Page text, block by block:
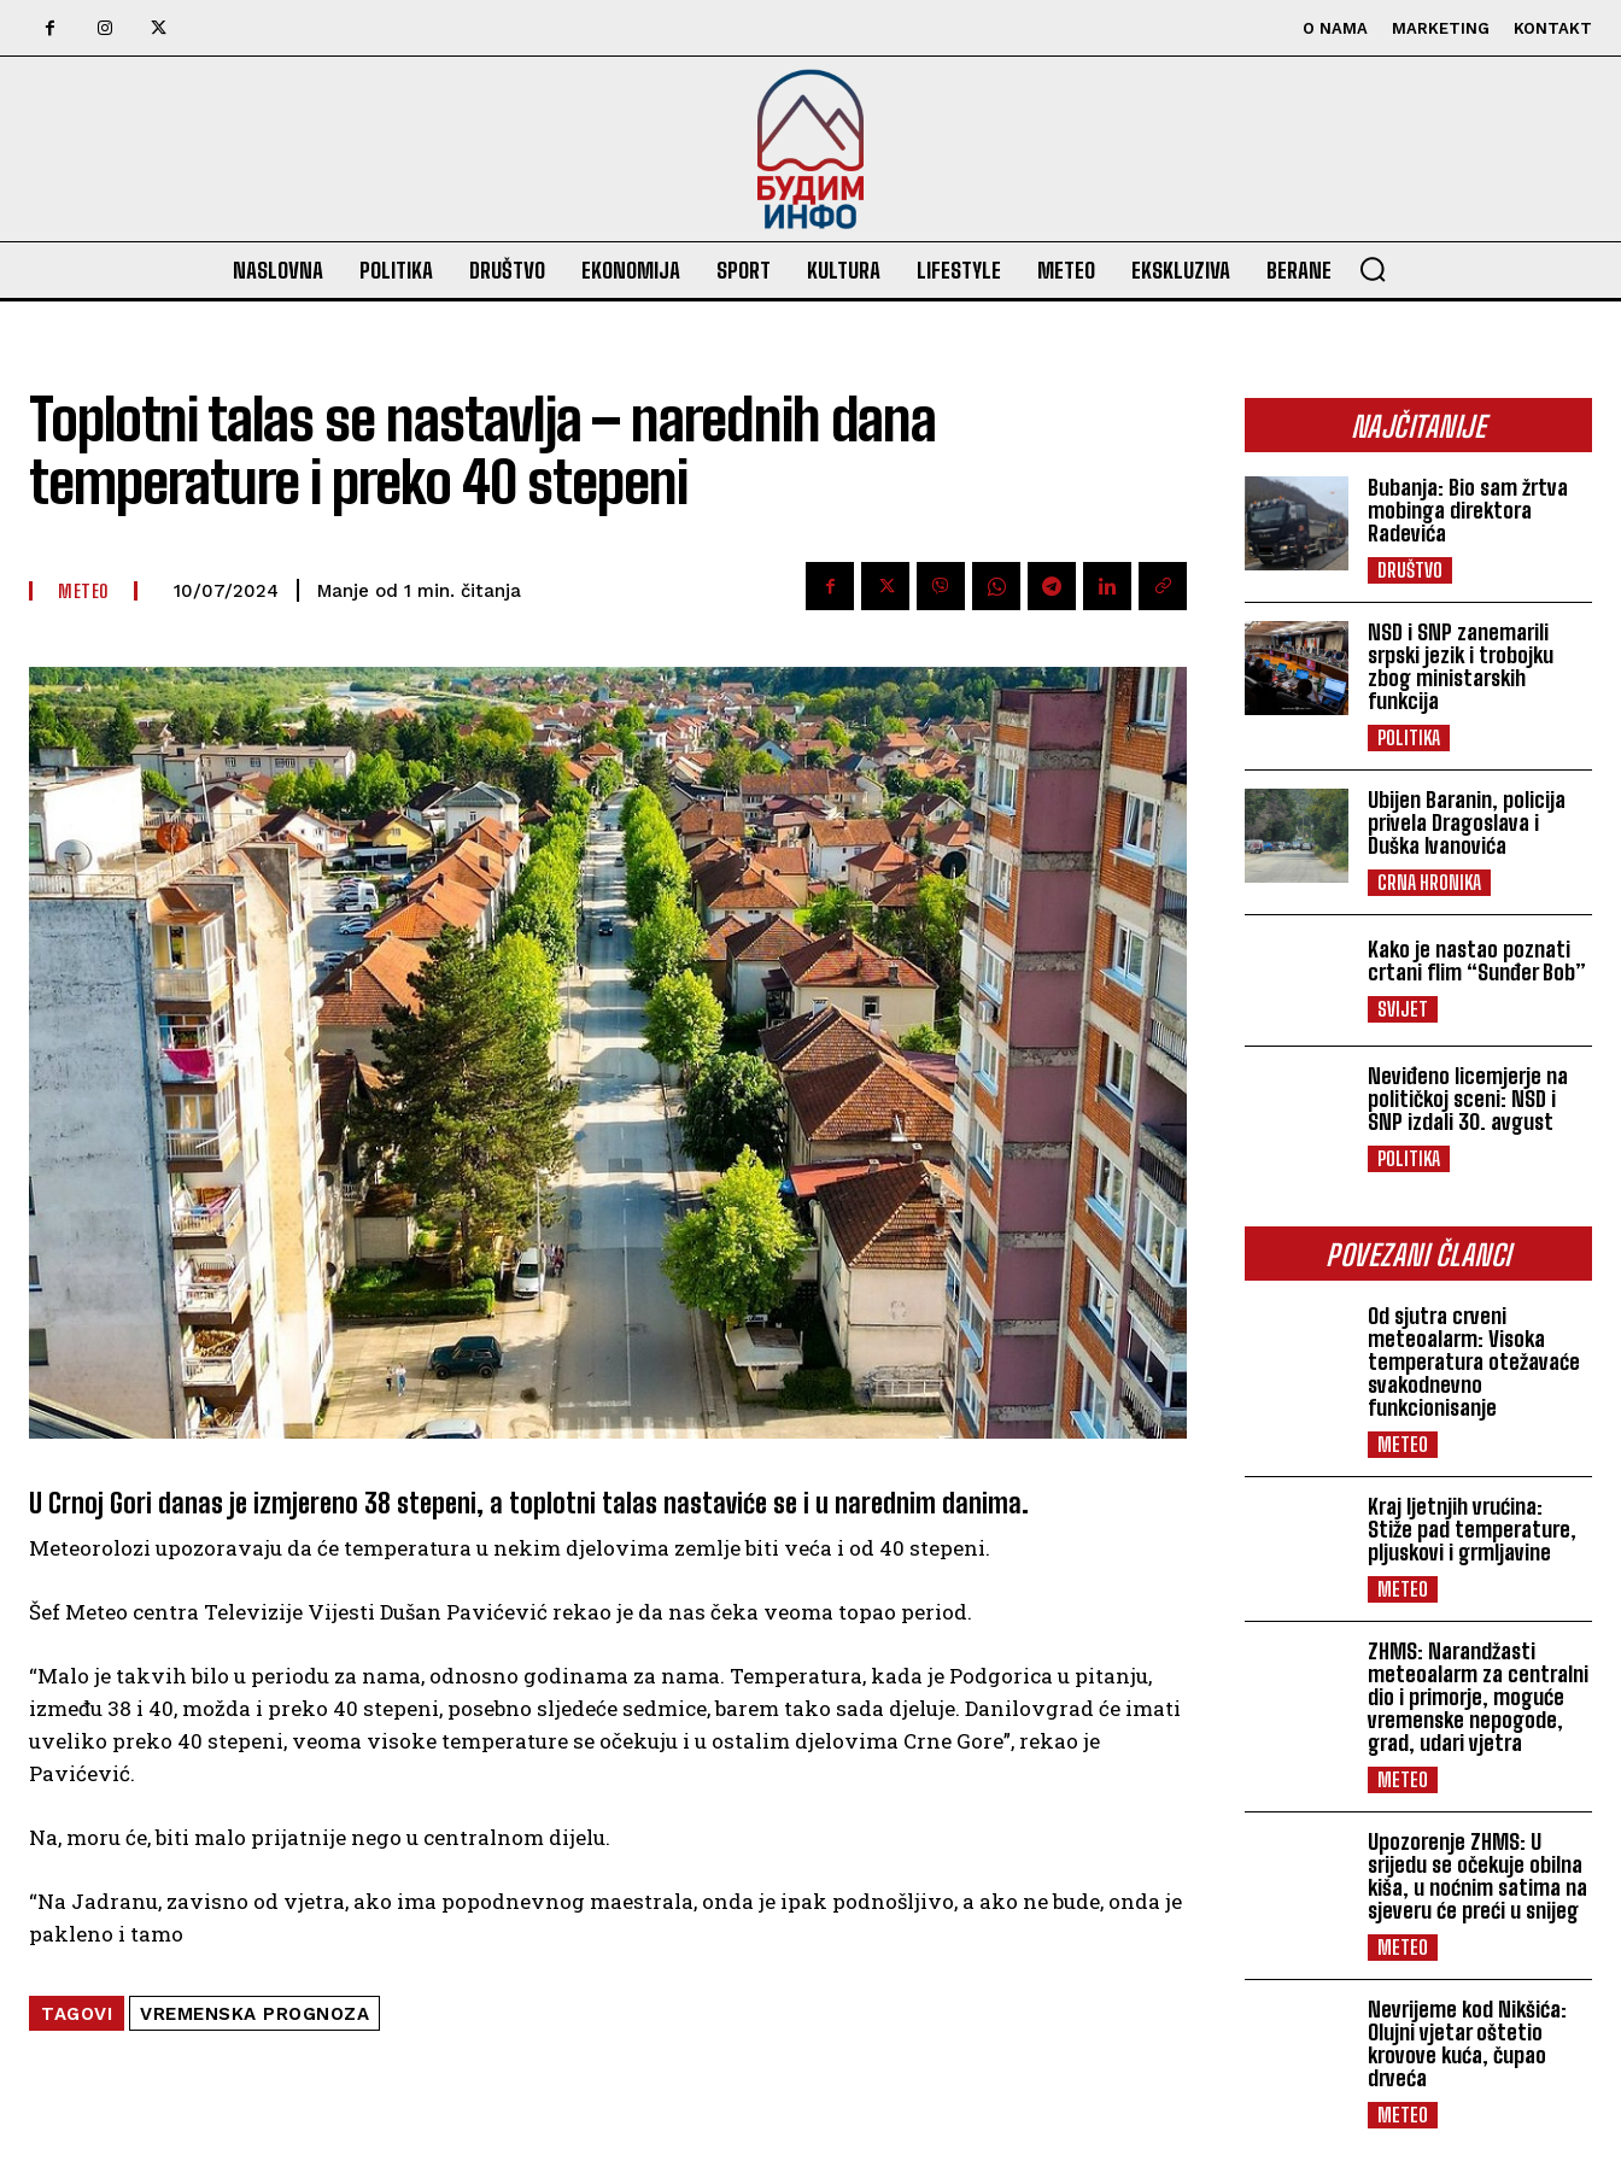
O NAMA MARKETING KONTAKT
NASLOVNA POLITIKA DRUŠTVO EKONOMIJA SPORT KULTURA LIFESTYLE METEO EKSKLUZIVA BERANE
NAJČITANIJE
Bubanja: Bio sam žrtva
mobinga direktora
Radevića
DRUŠTVO
NSD i SNP zanemarili
srpski jezik i trobojku
zbog ministarskih
funkcija
POLITIKA
Ubijen Baranin, policija
privela Dragoslava i
Duška Ivanovića
CRNA HRONIKA
Kako je nastao poznati
crtani flim “Sunđer Bob”
SVIJET
Neviđeno licemjerje na
političkoj sceni: NSD i
SNP izdali 30. avgust
POLITIKA
POVEZANI ČLANCI
Od sjutra crveni
meteoalarm: Visoka
temperatura otežavaće
svakodnevno
funkcionisanje
METEO
Kraj ljetnjih vrućina:
Stiže pad temperature,
pljuskovi i grmljavine
METEO
ZHMS: Narandžasti
meteoalarm za centralni
dio i primorje, moguće
vremenske nepogode,
grad, udari vjetra
METEO
Upozorenje ZHMS: U
srijedu se očekuje obilna
kiša, u noćnim satima na
sjeveru će preći u snijeg
METEO
Nevrijeme kod Nikšića:
Olujni vjetar oštetio
krovove kuća, čupao
drveća
METEO
Toplotni talas se nastavlja – narednih dana
temperature i preko 40 stepeni
METEO 10/07/2024 Manje od 1 min. čitanja
U Crnoj Gori danas je izmjereno 38 stepeni, a toplotni talas nastaviće se i u narednim danima.
Meteorolozi upozoravaju da će temperatura u nekim djelovima zemlje biti veća i od 40 stepeni.
Šef Meteo centra Televizije Vijesti Dušan Pavićević rekao je da nas čeka veoma topao period.
“Malo je takvih bilo u periodu za nama, odnosno godinama za nama. Temperatura, kada je Podgorica u pitanju,
između 38 i 40, možda i preko 40 stepeni, posebno sljedeće sedmice, barem tako sada djeluje. Danilovgrad će imati
uveliko preko 40 stepeni, veoma visoke temperature se očekuju i u ostalim djelovima Crne Gore”, rekao je
Pavićević.
Na, moru će, biti malo prijatnije nego u centralnom dijelu.
“Na Jadranu, zavisno od vjetra, ako ima popodnevnog maestrala, onda je ipak podnošljivo, a ako ne bude, onda je
pakleno i tamo
TAGOVI VREMENSKA PROGNOZA